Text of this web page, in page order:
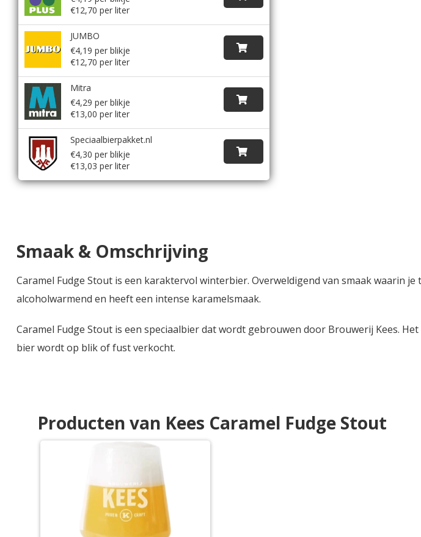
€12,70 per liter
JUMBO
€4,19 per blikje
€12,70 per liter
Mitra
€4,29 per blikje
€13,00 per liter
Speciaalbierpakket.nl
€4,30 per blikje
€13,03 per liter
Smaak & Omschrijving
Caramel Fudge Stout is een karaktervol winterbier. Overweldigend van smaak waarin
alcoholwarmend en heeft een intense karamelsmaak.
Caramel Fudge Stout is een speciaalbier dat wordt gebrouwen door Brouwerij Kees.
bier wordt op blik of fust verkocht.
Producten van Kees Caramel Fudge Stout